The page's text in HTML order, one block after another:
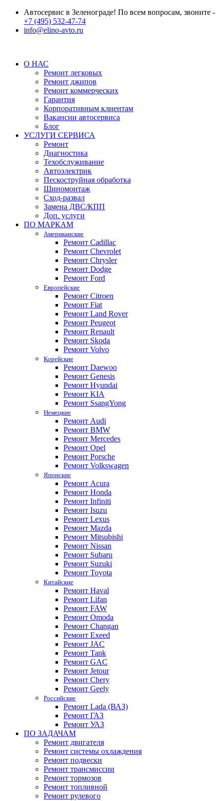
Автосервис в Зеленограде! По всем вопросам, звоните -
+7 (495) 532-47-74
info@elino-avto.ru
О НАС
Ремонт легковых
Ремонт джипов
Ремонт коммерческих
Гарантия
Корпоративным клиентам
Вакансии автосервиса
Блог
УСЛУГИ СЕРВИСА
Ремонт
Диагностика
Техобслуживание
Автоэлектрик
Пескоструйная обработка
Шиномонтаж
Сход-развал
Замена ДВС/КПП
Доп. услуги
ПО МАРКАМ
Американские
Ремонт Cadillac
Ремонт Chevrolet
Ремонт Chrysler
Ремонт Dodge
Ремонт Ford
Европейские
Ремонт Citroen
Ремонт Fiat
Ремонт Land Rover
Ремонт Peugeot
Ремонт Renault
Ремонт Skoda
Ремонт Volvo
Корейские
Ремонт Daewoo
Ремонт Genesis
Ремонт Hyundai
Ремонт KIA
Ремонт SsangYong
Немецкие
Ремонт Audi
Ремонт BMW
Ремонт Mercedes
Ремонт Opel
Ремонт Porsche
Ремонт Volkswagen
Японские
Ремонт Acura
Ремонт Honda
Ремонт Infiniti
Ремонт Isuzu
Ремонт Lexus
Ремонт Mazda
Ремонт Mitsubishi
Ремонт Nissan
Ремонт Subaru
Ремонт Suzuki
Ремонт Toyota
Китайские
Ремонт Haval
Ремонт Lifan
Ремонт FAW
Ремонт Omoda
Ремонт Changan
Ремонт Exeed
Ремонт JAC
Ремонт Tank
Ремонт GAC
Ремонт Jetour
Ремонт Chery
Ремонт Geely
Российские
Ремонт Lada (ВАЗ)
Ремонт ГАЗ
Ремонт УАЗ
ПО ЗАДАЧАМ
Ремонт двигателя
Ремонт системы охлаждения
Ремонт подвески
Ремонт трансмиссии
Ремонт тормозов
Ремонт топливной
Ремонт рулевого